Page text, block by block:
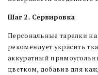
Шаг 2. Сервировка
Персональные тарелки
рекомендует украсить
аккуратный
цветком, добавив для